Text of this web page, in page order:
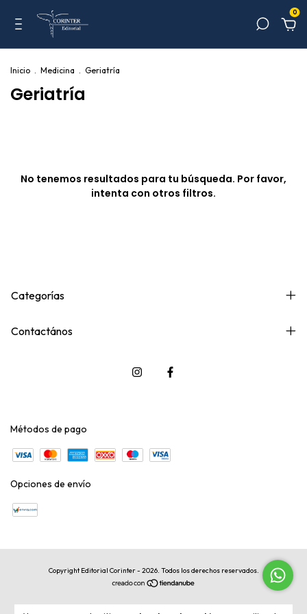
0
Inicio . Medicina . Geriatría
Geriatría
No tenemos resultados para tu búsqueda. Por favor,
intenta con otros filtros.
Categorías
Contactános
Métodos de pago
Opciones de envío
Copyright Editorial Corinter - 2026. Todos los derechos reservados.